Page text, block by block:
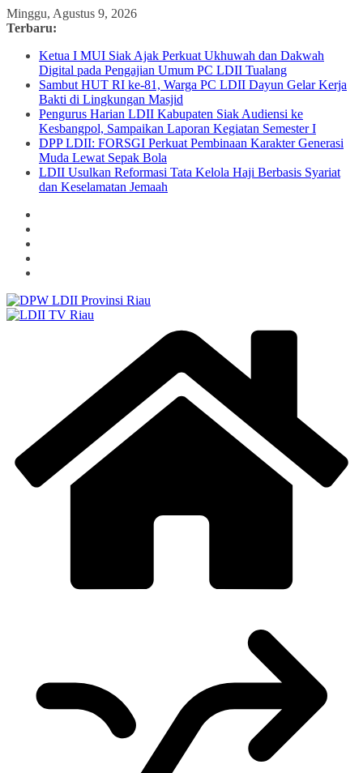
Skip
to
Minggu, Agustus 9, 2026
Terbaru:
Ketua I MUI Siak Ajak Perkuat Ukhuwah dan Dakwah
Digital pada Pengajian Umum PC LDII Tualang
Sambut HUT RI ke-81, Warga PC LDII Dayun Gelar Kerja
Bakti di Lingkungan Masjid
Pengurus Harian LDII Kabupaten Siak Audiensi ke
Kesbangpol, Sampaikan Laporan Kegiatan Semester I
DPP LDII: FORSGI Perkuat Pembinaan Karakter Generasi
Muda Lewat Sepak Bola
LDII Usulkan Reformasi Tata Kelola Haji Berbasis Syariat
dan Keselamatan Jemaah